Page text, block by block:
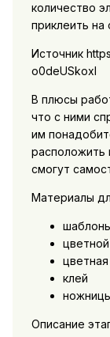
количество
приклеить на
Источник
o0deUSkoxI
В плюсы
что с ними
им
расположить
смогут
Материалы
клей
Описание